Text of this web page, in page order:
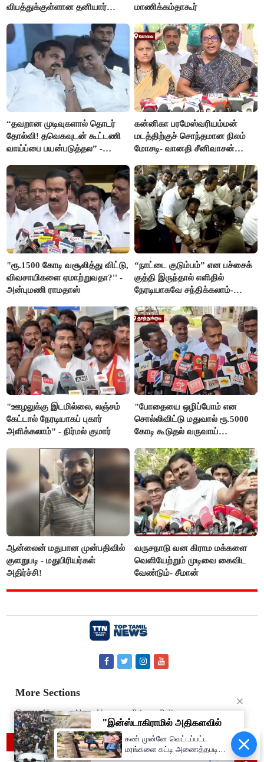
விபத்துக்குள்ளான தனியார்
மாணிக்கம்தாகூர்
“தவறான முடிவுகளால் தொடர்
தோல்வி! தவெகவுடன் கூட்டணி
வாய்ப்பை பயன்படுத்தல” -
கன்னிகா பரமேஸ்வரியம்மன்
மடத்திற்குச் சொந்தமான நிலம்
மோசடி- வானதி சீனிவாசன்
"ரூ.1500 கோடி வசூலித்து விட்டு,
விவசாயிகளை ஏமாற்றுவதா?'' -
அன்புமணி ராமதாஸ்
“நாட்டை குடும்பம்” என பச்சைக்
குத்தி இருந்தால் எளிதில்
நேரடியாகவே சந்திக்கலாம்-
"ஊழலுக்கு இடமில்லை, லஞ்சம்
கேட்டால் நேரடியாகப் புகார்
அளிக்கலாம்" - நிர்மல் குமார்
"போதையை ஒழிப்போம் என
சொல்லிவிட்டு மதுவால் ரூ.5000
கோடி கூடுதல் வருவாய்
மார்க்கண்டேயன்
ஆன்லைன் மதுபான முன்பதிவில்
குளறுபடி - மதுபிரியர்கள்
அதிர்ச்சி!
வருசநாடு வன கிராம மக்களை
வெளியேற்றும் முடிவை கைவிட
வேண்டும்- சீமான்
More Sections
Contact Us About Us Privacy Policy
© 2019 Top Tamil News
கண் முன்னே வெட்டப்பட்ட
மரங்களை கட்டி அணைத்தபடி
கதறி அழுத பெண்- வீடியோ